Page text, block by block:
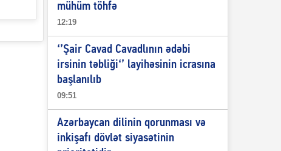
mühüm töhfə
12:19
‘’Şair Cavad Cavadlının ədəbi
irsinin təbliği‘’ layihəsinin icrasına
başlanılıb
09:51
Azərbaycan dilinin qorunması və
inkişafı dövlət siyasətinin